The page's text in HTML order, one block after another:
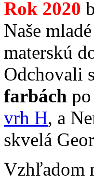
Rok 2020
Naše
materskú
Odchovali
farbách
vrh H, a
skvelá
Vzhľadom